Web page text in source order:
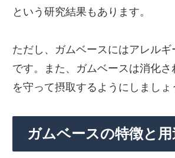
という研究結果もあります。
ただし、ガムベースにはアレル
です。また、ガムベースは消化
を守って摂取するようにしましょ
ガムベースの特徴と用